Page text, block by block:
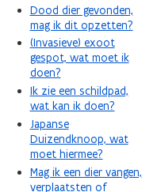
Dood dier gevonden,
mag ik dit opzetten?
(Invasieve) exoot
gespot, wat moet ik
doen?
Ik zie een schildpad,
wat kan ik doen?
Japanse
Duizendknoop, wat
moet hiermee?
Mag ik een dier vangen,
verplaatsten of